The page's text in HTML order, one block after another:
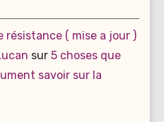
résistance ( mise a jour )
sur 5 choses que
savoir sur la